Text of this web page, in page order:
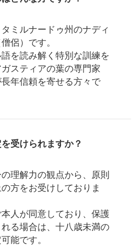
ミルナードゥ州のナディ
侶）です。
を読み解く特別な訓練を
スティアの葉の専門家
年信頼を寄せる方々で
受けられますか？
理解力の観点から、原則
方をお受けしておりま
人が同意しており、保護
る場合は、十八歳未満の
能です。